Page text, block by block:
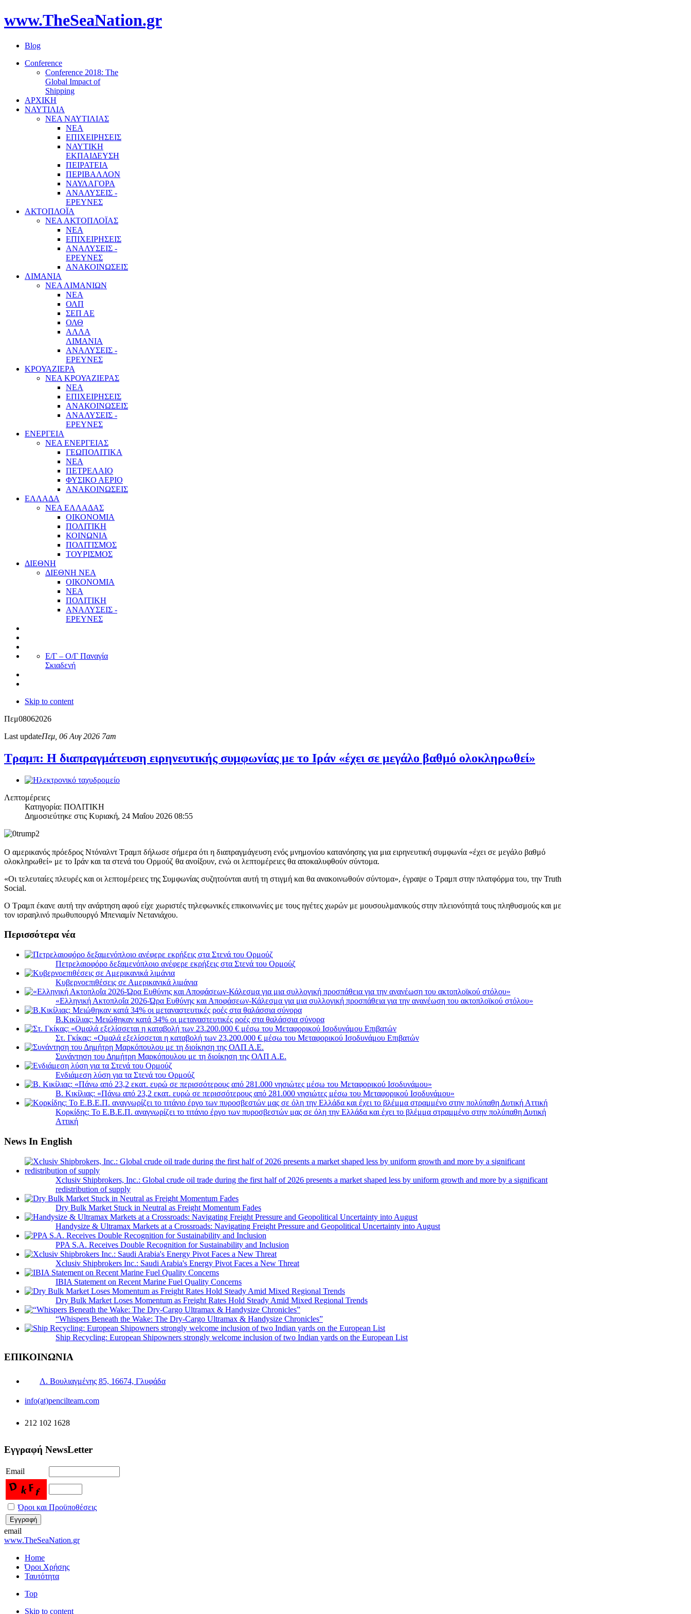
www.TheSeaNation.gr
Blog
Conference
Conference 2018: The
Global Impact of
Shipping
ΑΡΧΙΚΗ
ΝΑΥΤΙΛΙΑ
ΝΕΑ ΝΑΥΤΙΛΙΑΣ
ΝΕΑ
ΕΠΙΧΕΙΡΗΣΕΙΣ
ΝΑΥΤΙΚΗ
ΕΚΠΑΙΔΕΥΣΗ
ΠΕΙΡΑΤΕΙΑ
ΠΕΡΙΒΑΛΛΟΝ
ΝΑΥΛΑΓΟΡΑ
ΑΝΑΛΥΣΕΙΣ -
ΕΡΕΥΝΕΣ
ΑΚΤΟΠΛΟΪΑ
ΝΕΑ ΑΚΤΟΠΛΟΪΑΣ
ΝΕΑ
ΕΠΙΧΕΙΡΗΣΕΙΣ
ΑΝΑΛΥΣΕΙΣ -
ΕΡΕΥΝΕΣ
ΑΝΑΚΟΙΝΩΣΕΙΣ
ΛΙΜΑΝΙΑ
ΝΕΑ ΛΙΜΑΝΙΩΝ
ΝΕΑ
ΟΛΠ
ΣΕΠ ΑΕ
ΟΛΘ
ΑΛΛΑ
ΛΙΜΑΝΙΑ
ΑΝΑΛΥΣΕΙΣ -
ΕΡΕΥΝΕΣ
ΚΡΟΥΑΖΙΕΡΑ
ΝΕΑ ΚΡΟΥΑΖΙΕΡΑΣ
NEA
ΕΠΙΧΕΙΡΗΣΕΙΣ
ΑΝΑΚΟΙΝΩΣΕΙΣ
ΑΝΑΛΥΣΕΙΣ -
ΕΡΕΥΝΕΣ
ΕΝΕΡΓΕΙΑ
ΝΕΑ ΕΝΕΡΓΕΙΑΣ
ΓΕΩΠΟΛΙΤΙΚΑ
ΝΕΑ
ΠΕΤΡΕΛΑΙΟ
ΦΥΣΙΚΟ ΑΕΡΙΟ
ΑΝΑΚΟΙΝΩΣΕΙΣ
ΕΛΛΑΔΑ
ΝΕΑ ΕΛΛΑΔΑΣ
ΟΙΚΟΝΟΜΙΑ
ΠΟΛΙΤΙΚΗ
ΚΟΙΝΩΝΙΑ
ΠΟΛΙΤΙΣΜΟΣ
ΤΟΥΡΙΣΜΟΣ
ΔΙΕΘΝΗ
ΔΙΕΘΝΗ ΝΕΑ
ΟΙΚΟΝΟΜΙΑ
ΝΕΑ
ΠΟΛΙΤΙΚΗ
ΑΝΑΛΥΣΕΙΣ -
ΕΡΕΥΝΕΣ
Ε/Γ – Ο/Γ Παναγία
Σκιαδενή
Skip to content
Πεμ08062026
Last updateΠεμ, 06 Αυγ 2026 7am
Τραμπ: Η διαπραγμάτευση ειρηνευτικής συμφωνίας με το Ιράν «έχει σε μεγάλο βαθμό ολοκληρωθεί»
Λεπτομέρειες
Κατηγορία: ΠΟΛΙΤΙΚΗ
Δημοσιεύτηκε στις Κυριακή, 24 Μαΐου 2026 08:55
Ο αμερικανός πρόεδρος Ντόναλντ Τραμπ δήλωσε σήμερα ότι η διαπραγμάγευση ενός μνημονίου κατανόησης για μια ειρηνευτική συμφωνία «έχει σε μεγάλο βαθμό
ολοκληρωθεί» με το Ιράν και τα στενά του Ορμούζ θα ανοίξουν, ενώ οι λεπτομέρειες θα αποκαλυφθούν σύντομα.
«Οι τελευταίες πλευρές και οι λεπτομέρειες της Συμφωνίας συζητούνται αυτή τη στιγμή και θα ανακοινωθούν σύντομα», έγραψε ο Τραμπ στην πλατφόρμα του, την Truth
Social.
Ο Τραμπ έκανε αυτή την ανάρτηση αφού είχε χωριστές τηλεφωνικές επικοινωνίες με τους ηγέτες χωρών με μουσουλμανικούς στην πλειονότητά τους πληθυσμούς και με
τον ισραηλινό πρωθυπουργό Μπενιαμίν Νετανιάχου.
Περισσότερα νέα
Πετρελαιοφόρο δεξαμενόπλοιο ανέφερε εκρήξεις στα Στενά του Ορμούζ
Κυβερνοεπιθέσεις σε Αμερικανικά λιμάνια
«Ελληνική Ακτοπλοΐα 2026-Ώρα Ευθύνης και Αποφάσεων-Κάλεσμα για μια συλλογική προσπάθεια για την ανανέωση του ακτοπλοϊκού στόλου»
B.Κικίλιας: Μειώθηκαν κατά 34% οι μεταναστευτικές ροές στα θαλάσσια σύνορα
Στ. Γκίκας: «Ομαλά εξελίσσεται η καταβολή των 23.200.000 € μέσω του Μεταφορικού Ισοδυνάμου Επιβατών
Συνάντηση του Δημήτρη Μαρκόπουλου με τη διοίκηση της ΟΛΠ Α.Ε.
Ενδιάμεση λύση για τα Στενά του Ορμούζ
Β. Κικίλιας: «Πάνω από 23,2 εκατ. ευρώ σε περισσότερους από 281.000 νησιώτες μέσω του Μεταφορικού Ισοδυνάμου»
Κορκίδης: Το Ε.Β.Ε.Π. αναγνωρίζει το τιτάνιο έργο των πυροσβεστών μας σε όλη την Ελλάδα και έχει το βλέμμα στραμμένο στην πολύπαθη Δυτική
Αττική
News In English
Xclusiv Shipbrokers, Inc.: Global crude oil trade during the first half of 2026 presents a market shaped less by uniform growth and more by a significant
redistribution of supply
Dry Bulk Market Stuck in Neutral as Freight Momentum Fades
Handysize & Ultramax Markets at a Crossroads: Navigating Freight Pressure and Geopolitical Uncertainty into August
PPA S.A. Receives Double Recognition for Sustainability and Inclusion
Xclusiv Shipbrokers Inc.: Saudi Arabia's Energy Pivot Faces a New Threat
IBIA Statement on Recent Marine Fuel Quality Concerns
Dry Bulk Market Loses Momentum as Freight Rates Hold Steady Amid Mixed Regional Trends
“Whispers Beneath the Wake: The Dry‑Cargo Ultramax & Handysize Chronicles”
Ship Recycling: European Shipowners strongly welcome inclusion of two Indian yards on the European List
ΕΠΙΚΟΙΝΩΝΙΑ
Λ. Βουλιαγμένης 85, 16674, Γλυφάδα
info(at)pencilteam.com
212 102 1628
Εγγραφή NewsLetter
Email
Όροι και Προϋποθέσεις
email
www.TheSeaNation.gr
Home
Όροι Χρήσης
Ταυτότητα
Top
Skip to content